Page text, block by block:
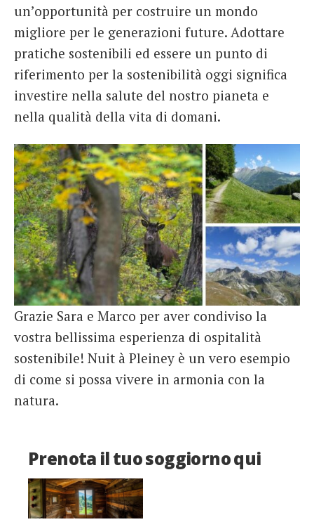
un’opportunità per costruire un mondo
migliore per le generazioni future. Adottare
pratiche sostenibili ed essere un punto di
riferimento per la sostenibilità oggi significa
investire nella salute del nostro pianeta e
nella qualità della vita di domani.
Grazie Sara e Marco per aver condiviso la
vostra bellissima esperienza di ospitalità
sostenibile! Nuit à Pleiney è un vero esempio
di come si possa vivere in armonia con la
natura.
Prenota il tuo soggiorno qui